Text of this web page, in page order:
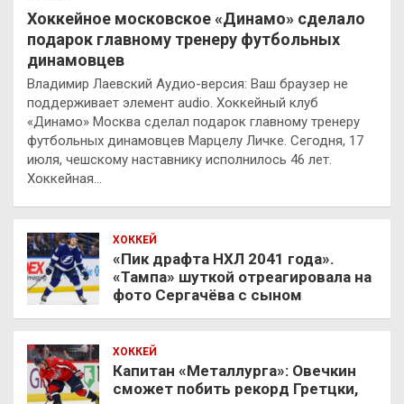
Хоккейное московское «Динамо» сделало
подарок главному тренеру футбольных
динамовцев
Владимир Лаевский Аудио-версия: Ваш браузер не
поддерживает элемент audio. Хоккейный клуб
«Динамо» Москва сделал подарок главному тренеру
футбольных динамовцев Марцелу Личке. Сегодня, 17
июля, чешскому наставнику исполнилось 46 лет.
Хоккейная…
ХОККЕЙ
«Пик драфта НХЛ 2041 года».
«Тампа» шуткой отреагировала на
фото Сергачёва с сыном
ХОККЕЙ
Капитан «Металлурга»: Овечкин
сможет побить рекорд Гретцки,